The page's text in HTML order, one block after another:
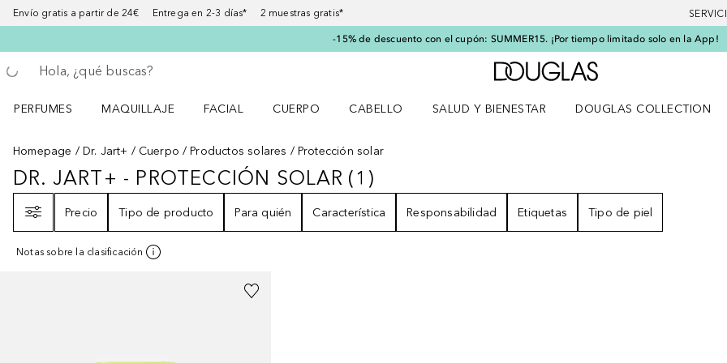
Envío gratis a partir de 24€ Entrega en 2-3 días* 2 muestras gratis*
-15% de descuento con el cupón: SUMMER15. ¡Por tiempo limitado solo en la App!
Regresar
Ejecutar búsqueda
A Douglas Home
PERFUMES
MAQUILLAJE
FACIAL
CUERPO
CABELLO
SALUD Y BIENESTAR
DOUGLAS COLLECTION
Homepage
Dr. Jart+ Cuerpo Productos solares Protección solar
DR. JART+ - PROTECCIÓN SOLAR1RESULTADOS
DR. JART+ - PROTECCIÓN SOLAR (1 )
Precio
Tipo de producto Para quién Característica Responsabilidad Etiquetas Tipo de piel
Notas sobre la clasificación